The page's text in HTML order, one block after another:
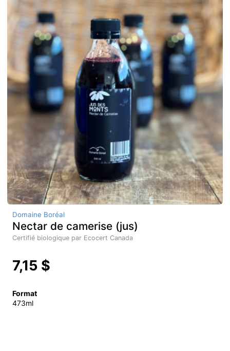
Domaine Boréal
Nectar de camerise (jus)
Certifié biologique par Ecocert Canada
7,15 $
Format
473ml